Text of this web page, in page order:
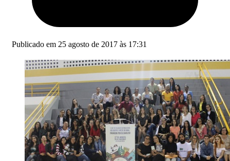
Publicado em 25 agosto de 2017 às 17:31